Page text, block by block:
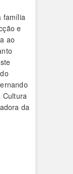
família
e
ao
Cultura
da